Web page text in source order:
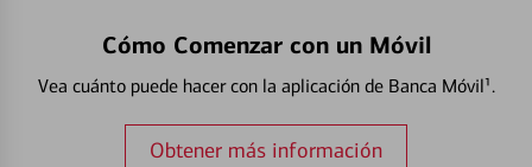
Cómo Comenzar con un Móvil
Vea cuánto puede hacer con la aplicación de Banca Móvil¹.
Obtener más información